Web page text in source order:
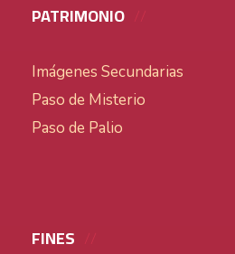
PATRIMONIO
Imágenes Secundarias
Paso de Misterio
Paso de Palio
FINES